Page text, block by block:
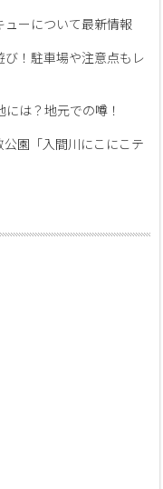
ューについて最新情報
び！駐車場や注意点もレ
には？地元での噂！
園「入間川にこにこテ